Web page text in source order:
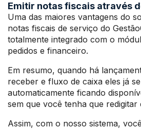
Emitir notas fiscais através
Uma das maiores vantagens do
notas fiscais de serviço do
totalmente integrado com o
pedidos e financeiro.
Em resumo, quando há
receber e fluxo de caixa eles já
automaticamente ficando
sem que você tenha que redigitar
Assim, com o nosso sistema,